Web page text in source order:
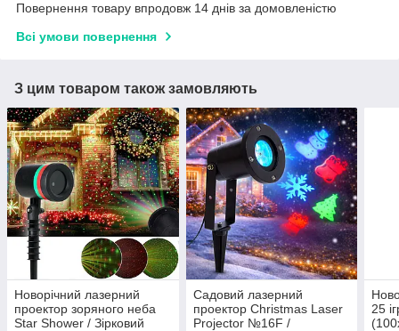
Повернення товару впродовж 14 днів за домовленістю
Всі умови повернення
З цим товаром також замовляють
Новорічний лазерний
проектор зоряного неба
Star Shower / Зірковий
Садовий лазерний
проектор Christmas Laser
Projector №16F /
25